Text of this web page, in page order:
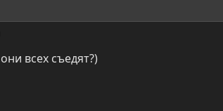
они всех съедят?)